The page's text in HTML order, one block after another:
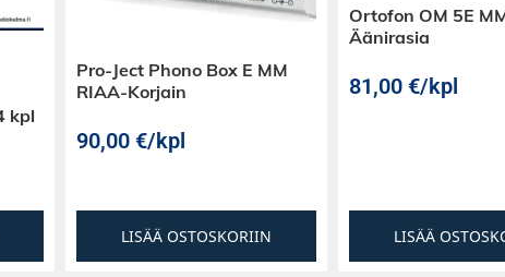
kpl
Pro-Ject Phono Box E MM
RIAA-Korjain
90,00 €/kpl
LISÄÄ OSTOSKORIIN
Ortofon OM 5E
Äänirasia
81,00 €/kpl
LISÄÄ